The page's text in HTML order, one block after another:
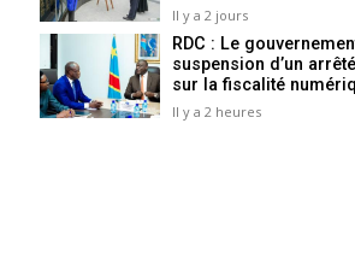
Il y a 2 jours
RDC : Le
suspension d’un
sur la fiscalité
Il y a 2 heures